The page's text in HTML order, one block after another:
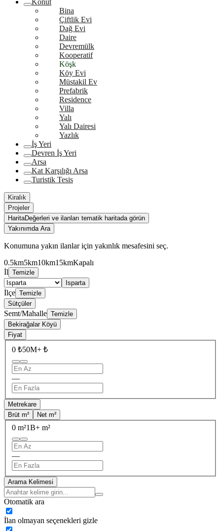
Konut
Bina
Çiftlik Evi
Dağ Evi
Daire
Devremülk
Kooperatif
Köşk
Köy Evi
Müstakil Ev
Prefabrik
Residence
Villa
Yalı
Yalı Dairesi
Yazlık
İş Yeri
Devren İş Yeri
Arsa
Kat Karşılığı Arsa
Turistik Tesis
Kiralık
Projeler
HaritaDeğerleri ve ilanları tematik haritada görün
Yakınımda Ara
Konumuna yakın ilanlar için yakınlık mesafesini seç.
0.5km5km10km15kmKapalı
İl Temizle
Isparta
İlçe Temizle
Sütçüler
Semt/Mahalle Temizle
Bekirağalar Köyü
Fiyat
0 ₺50M+ ₺
—
Metrekare
Brüt m²
Net m²
0 m²1B+ m²
—
Arama Kelimesi
Otomatik ara
İlan olmayan seçenekleri gizle